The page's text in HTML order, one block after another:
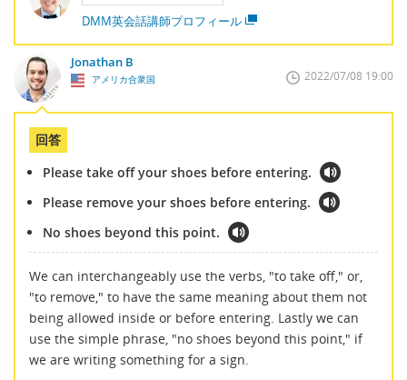
DMM英会話講師プロフィール
Jonathan B
アメリカ合衆国 2022/07/08 19:00
回答
Please take off your shoes before entering.
Please remove your shoes before entering.
No shoes beyond this point.
We can interchangeably use the verbs, "to take off," or,
"to remove," to have the same meaning about them not
being allowed inside or before entering. Lastly we can
use the simple phrase, "no shoes beyond this point," if
we are writing something for a sign.